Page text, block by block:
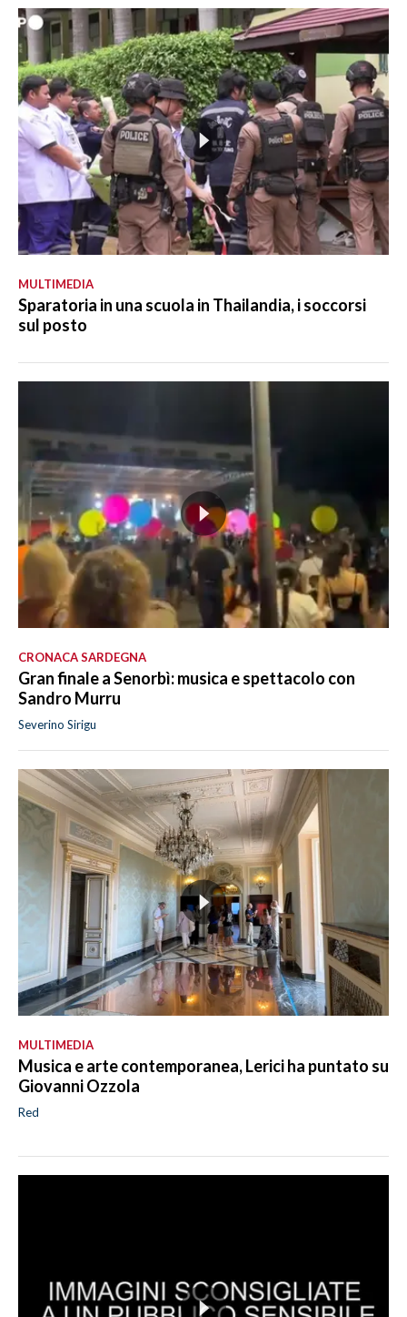
MULTIMEDIA
Sparatoria in una scuola in Thailandia, i soccorsi
sul posto
CRONACA SARDEGNA
Gran finale a Senorbì: musica e spettacolo con
Sandro Murru
Severino Sirigu
MULTIMEDIA
Musica e arte contemporanea, Lerici ha puntato su
Giovanni Ozzola
Red